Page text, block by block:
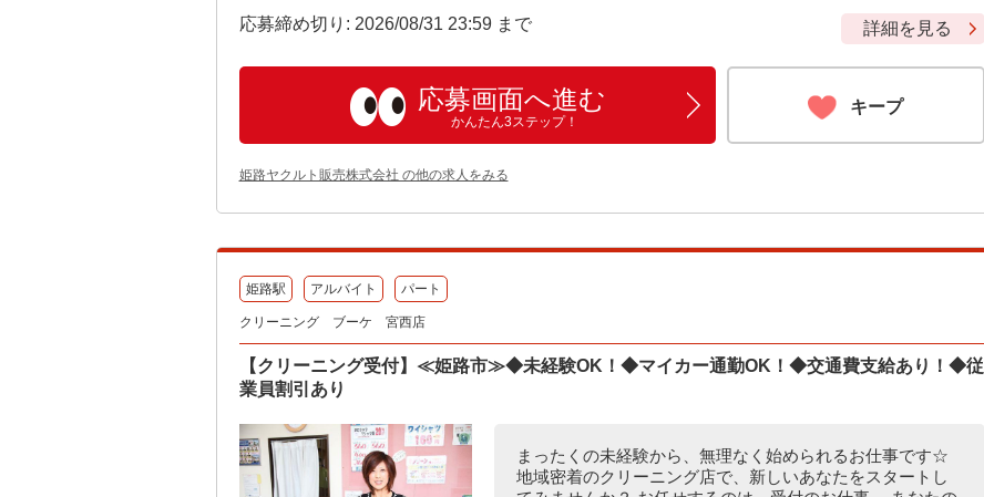
応募締め切り: 2026/08/31 23:59 まで 詳細を見る
応募画面へ進む
かんたん3ステップ！
キープ
姫路ヤクルト販売株式会社 の他の求人をみる
姫路駅 アルバイト パート
クリーニング ブーケ 宮西店
【クリーニング受付】≪姫路市≫◆未経験OK！◆マイカー通勤OK！◆交通費支給あり！◆従
業員割引あり
まったくの未経験から、無理なく始められるお仕事です☆
地域密着のクリーニング店で、新しいあなたをスタートし